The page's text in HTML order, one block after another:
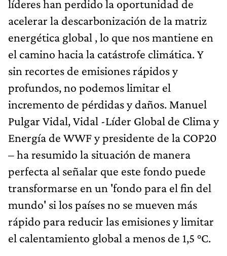
líderes han perdido la oportunidad de
acelerar la descarbonización de la matriz
energética global , lo que nos mantiene en
el camino hacia la catástrofe climática. Y
sin recortes de emisiones rápidos y
profundos, no podemos limitar el
incremento de pérdidas y daños. Manuel
Pulgar Vidal, Vidal -Líder Global de Clima y
Energía de WWF y presidente de la COP20
– ha resumido la situación de manera
perfecta al señalar que este fondo puede
transformarse en un 'fondo para el fin del
mundo' si los países no se mueven más
rápido para reducir las emisiones y limitar
el calentamiento global a menos de 1,5 °C.